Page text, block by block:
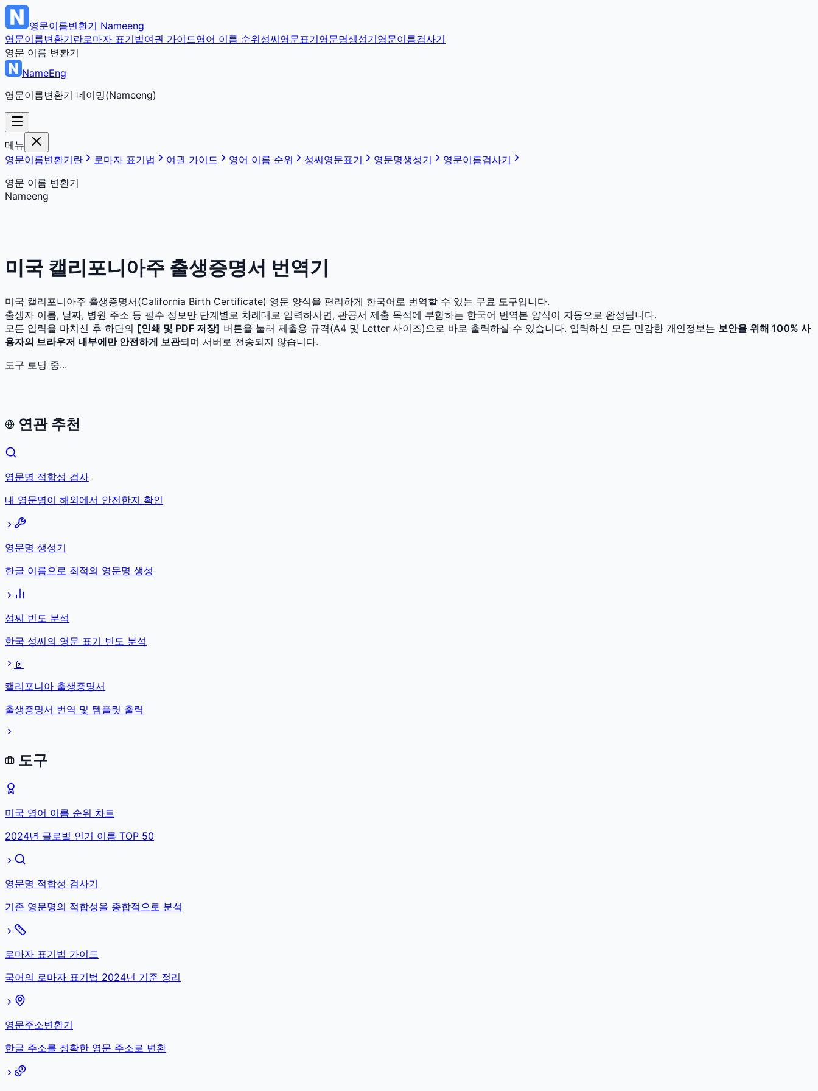
영문이름변환기 Nameeng
영문이름변환기란로마자 표기법여권 가이드영어 이름 순위성씨영문표기영문명생성기영문이름검사기
영문 이름 변환기
NameEng
영문이름변환기 네이밍(Nameeng)
메뉴
영문이름변환기란
로마자 표기법 여권 가이드 영어 이름 순위 성씨영문표기 영문명생성기
영문이름검사기
영문 이름 변환기
Nameeng
미국 캘리포니아주 출생증명서 번역기
미국 캘리포니아주 출생증명서(California Birth Certificate) 영문 양식을 편리하게 한국어로 번역할 수 있는 무료 도구입니다.
출생자 이름, 날짜, 병원 주소 등 필수 정보만 단계별로 차례대로 입력하시면, 관공서 제출 목적에 부합하는 한국어 번역본 양식이 자동으로 완성됩니다.
모든 입력을 마치신 후 하단의 [인쇄 및 PDF 저장] 버튼을 눌러 제출용 규격(A4 및 Letter 사이즈)으로 바로 출력하실 수 있습니다. 입력하신 모든 민감한 개인정보는 보안을 위해 100% 사
용자의 브라우저 내부에만 안전하게 보관되며 서버로 전송되지 않습니다.
도구 로딩 중...
연관 추천
영문명 적합성 검사
내 영문명이 해외에서 안전한지 확인
영문명 생성기
한글 이름으로 최적의 영문명 생성
성씨 빈도 분석
한국 성씨의 영문 표기 빈도 분석
📄
캘리포니아 출생증명서
출생증명서 번역 및 템플릿 출력
도구
미국 영어 이름 순위 차트
2024년 글로벌 인기 이름 TOP 50
영문명 적합성 검사기
기존 영문명의 적합성을 종합적으로 분석
로마자 표기법 가이드
국어의 로마자 표기법 2024년 기준 정리
영문주소변환기
한글 주소를 정확한 영문 주소로 변환